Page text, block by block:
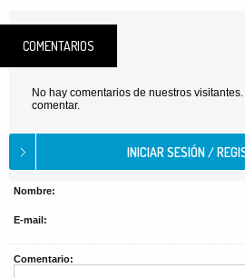
COMENTARIOS
No hay comentarios de nuestros
comentar.
Nombre:
E-mail:
Comentario: